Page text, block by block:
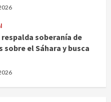
soberanía de
sobre el Sáhara y busca